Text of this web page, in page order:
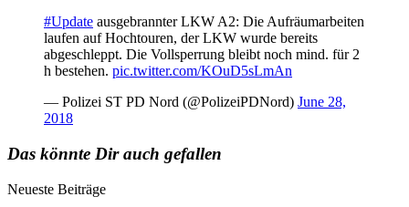
#Update ausgebrannter LKW A2: Die Aufräumarbeiten
laufen auf Hochtouren, der LKW wurde bereits
abgeschleppt. Die Vollsperrung bleibt noch mind. für 2
h bestehen. pic.twitter.com/KOuD5sLmAn
— Polizei ST PD Nord (@PolizeiPDNord) June 28,
2018
Das könnte Dir auch gefallen
Neueste Beiträge